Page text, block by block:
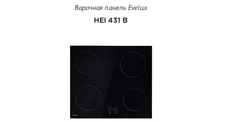
Варочная панель Evelux
HEI 431 B